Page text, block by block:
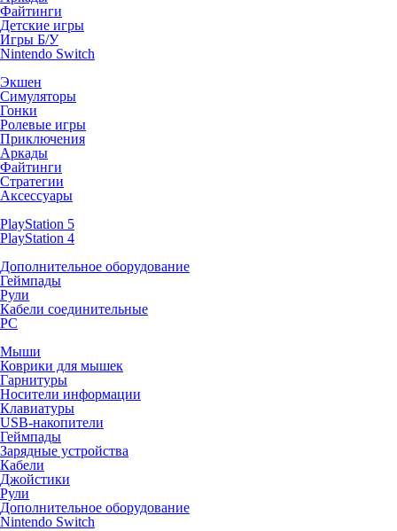
Файтинги
Детские игры
Игры Б/У
Nintendo Switch
Экшен
Симуляторы
Гонки
Ролевые игры
Приключения
Аркады
Файтинги
Стратегии
Аксессуары
PlayStation 5
PlayStation 4
Дополнительное оборудование
Геймпады
Рули
Кабели соединительные
PC
Мыши
Коврики для мышек
Гарнитуры
Носители информации
Клавиатуры
USB-накопители
Геймпады
Зарядные устройства
Кабели
Джойстики
Рули
Дополнительное оборудование
Nintendo Switch